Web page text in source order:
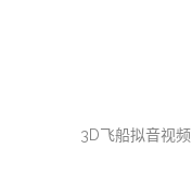
3D飞船拟音视频